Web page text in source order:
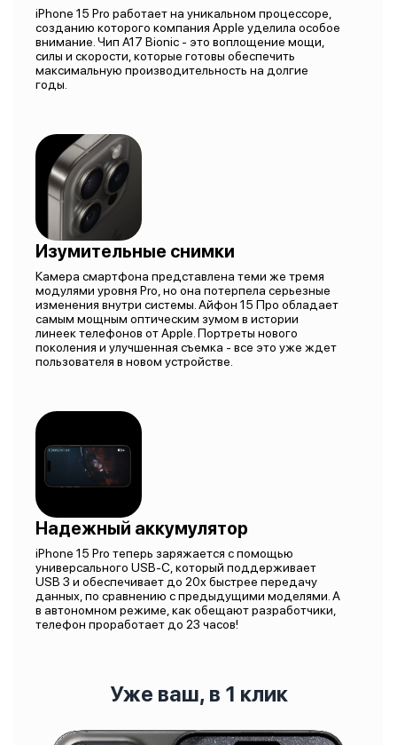
iPhone 15 Pro работает на уникальном процессоре,
созданию которого компания Apple уделила особое
внимание. Чип A17 Bionic - это воплощение мощи,
силы и скорости, которые готовы обеспечить
максимальную производительность на долгие
годы.
Изумительные снимки
Камера смартфона представлена теми же тремя
модулями уровня Pro, но она потерпела серьезные
изменения внутри системы. Айфон 15 Про обладает
самым мощным оптическим зумом в истории
линеек телефонов от Apple. Портреты нового
поколения и улучшенная съемка - все это уже ждет
пользователя в новом устройстве.
Надежный аккумулятор
iPhone 15 Pro теперь заряжается с помощью
универсального USB-C, который поддерживает
USB 3 и обеспечивает до 20х быстрее передачу
данных, по сравнению с предыдущими моделями. А
в автономном режиме, как обещают разработчики,
телефон проработает до 23 часов!
Уже ваш, в 1 клик